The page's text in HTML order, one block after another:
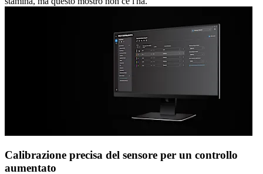
Calibrazione precisa del sensore per un controllo
aumentato